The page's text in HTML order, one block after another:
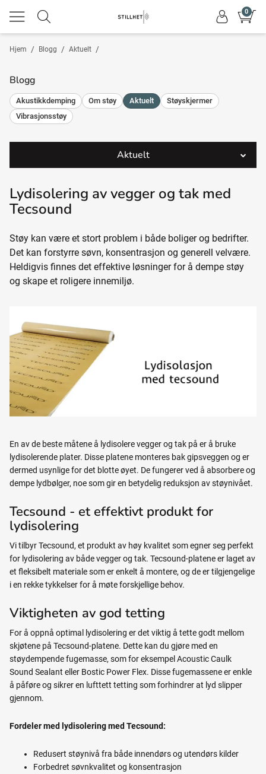
0
/
Hjem /
Blogg /
Aktuelt
Blogg
Akustikkdemping Om støy Aktuelt
Støyskjermer
Vibrasjonsstøy
Aktuelt
materialer
Lydisolering av vegger og tak med
Tecsound
Støy kan være et stort problem i både boliger og bedrifter.
Det kan forstyrre søvn, konsentrasjon og generell velvære.
Heldigvis finnes det effektive løsninger for å dempe støy
og skape et roligere innemiljø.
En av de beste måtene å lydisolere vegger og tak på er å bruke
lydisolerende plater. Disse platene monteres bak gipsveggen og er
dermed usynlige for det blotte øyet. De fungerer ved å absorbere og
dempe lydbølger, noe som gir en betydelig reduksjon av støynivået.
Tecsound - et effektivt produkt for
lydisolering
Vi tilbyr Tecsound, et produkt av høy kvalitet som egner seg perfekt
for lydisolering av både vegger og tak. Tecsound-platene er laget av
et fleksibelt materiale som er enkelt å montere, og de er tilgjengelige
i en rekke tykkelser for å møte forskjellige behov.
Viktigheten av god tetting
For å oppnå optimal lydisolering er det viktig å tette godt mellom
skjøtene på Tecsound-platene. Dette kan du gjøre med en
støydempende fugemasse, som for eksempel Acoustic Caulk
Sound Sealant eller Bostic Power Flex. Disse fugemassene er enkle
å påføre og sikrer en lufttett tetting som forhindrer at lyd slipper
gjennom.
Fordeler med lydisolering med Tecsound:
Redusert støynivå fra både innendørs og utendørs kilder
Forbedret søvnkvalitet og konsentrasjon